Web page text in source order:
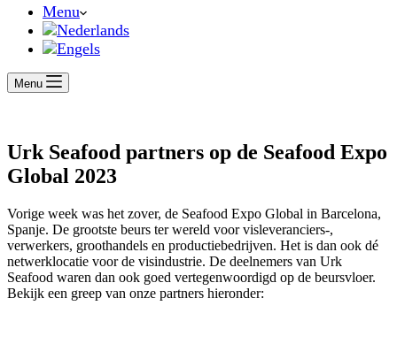
Menu
Menu
Urk Seafood partners op de Seafood Expo
Global 2023
Vorige week was het zover, de Seafood Expo Global in Barcelona,
Spanje. De grootste beurs ter wereld voor visleveranciers-,
verwerkers, groothandels en productiebedrijven. Het is dan ook dé
netwerklocatie voor de visindustrie. De deelnemers van Urk
Seafood waren dan ook goed vertegenwoordigd op de beursvloer.
Bekijk een greep van onze partners hieronder: